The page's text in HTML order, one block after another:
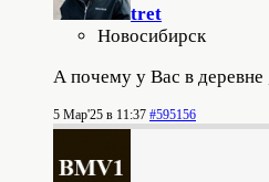
tret
Новосибирск
А почему у Вас в деревне
5 Мар'25 в 11:37 #595156